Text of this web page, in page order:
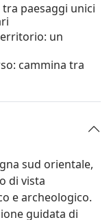
paesaggi unici
un
cammina tra
sud orientale,
di vista
e archeologico.
guidata di